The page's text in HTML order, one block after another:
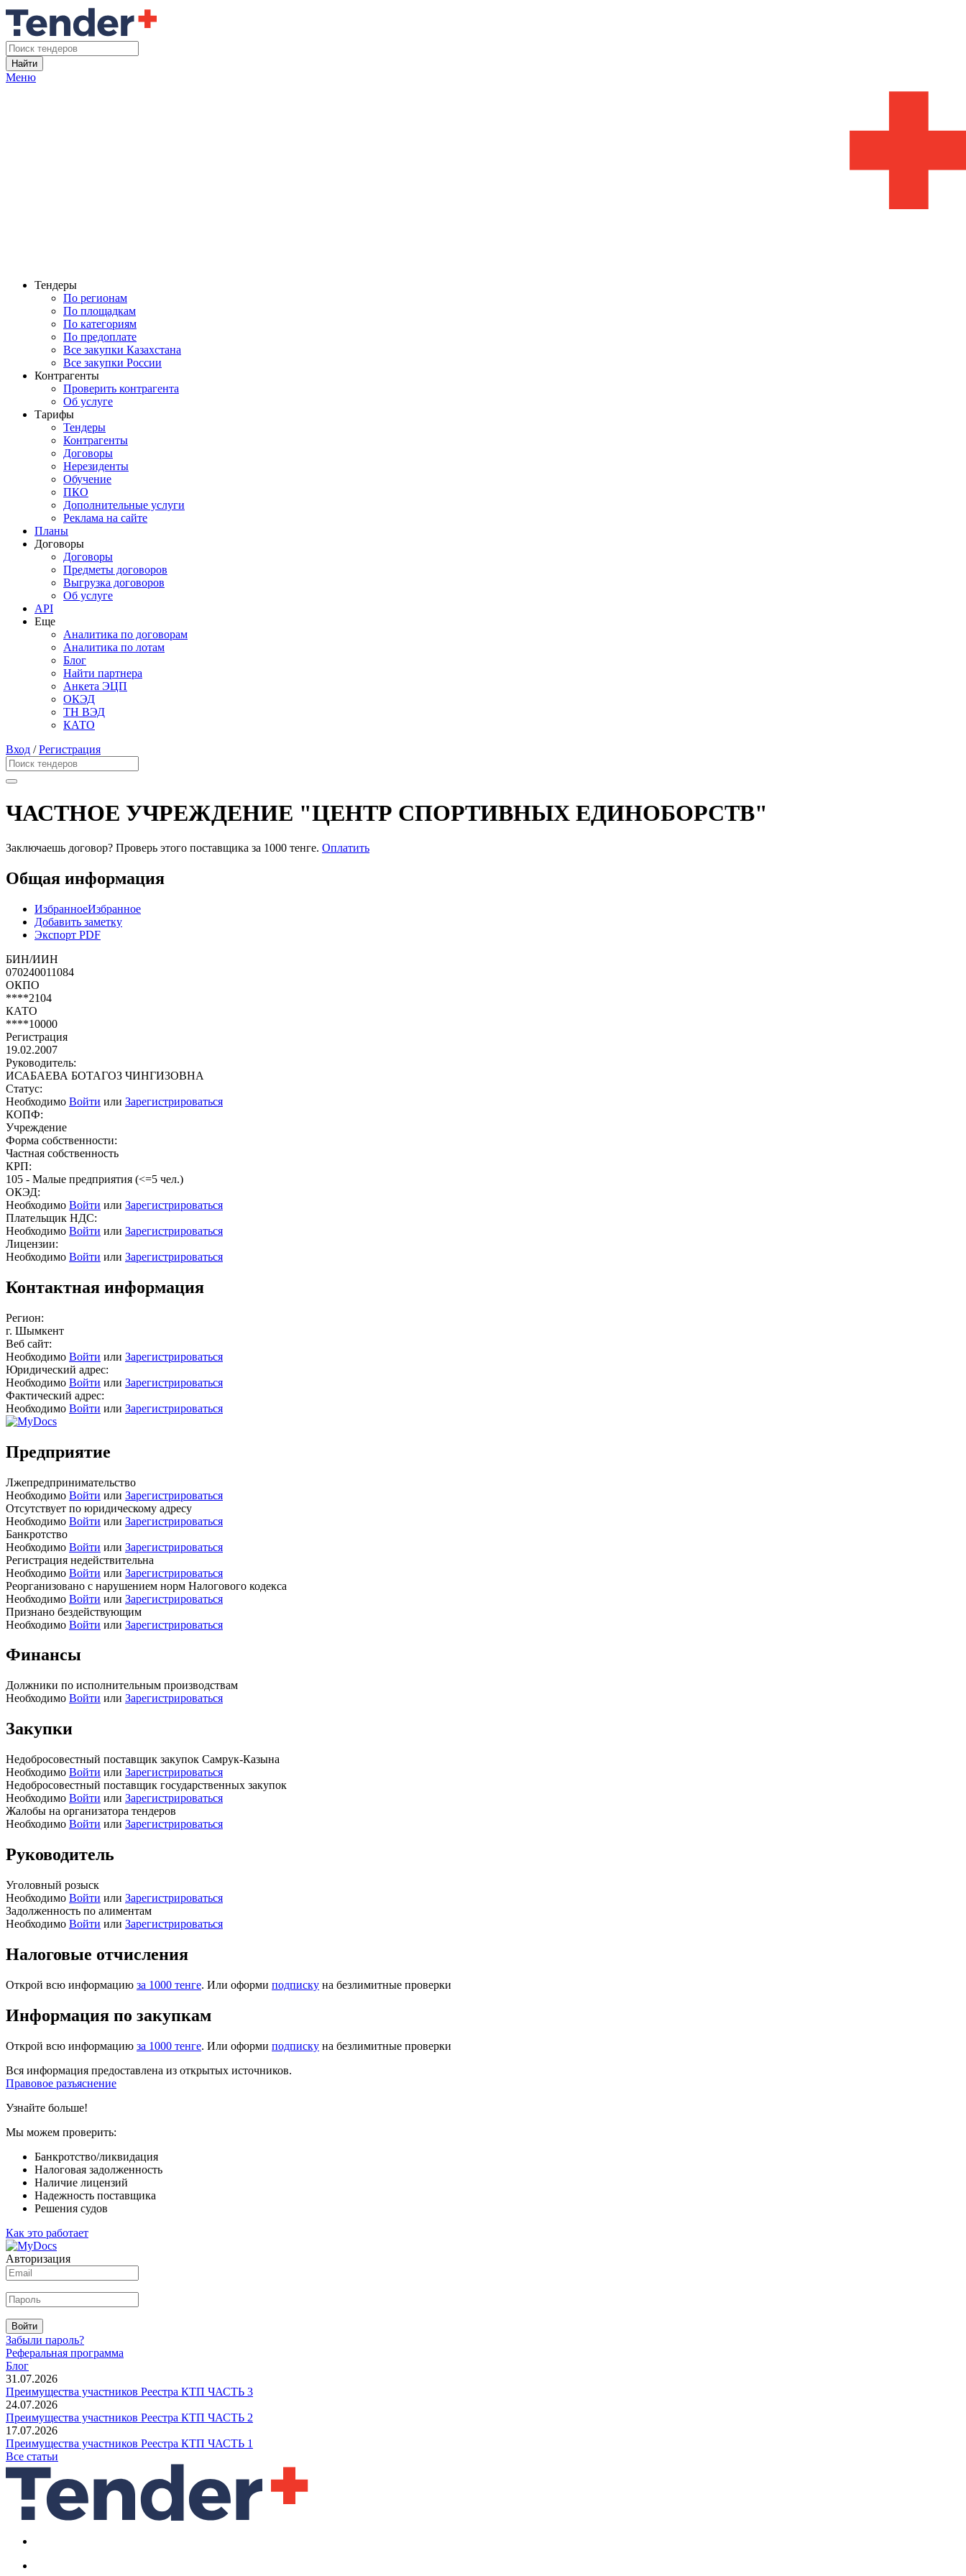
Найти
Меню
Тендеры
По регионам
По площадкам
По категориям
По предоплате
Все закупки Казахстана
Все закупки России
Контрагенты
Проверить контрагента
Об услуге
Тарифы
Тендеры
Контрагенты
Договоры
Нерезиденты
Обучение
ПКО
Дополнительные услуги
Реклама на сайте
Планы
Договоры
Договоры
Предметы договоров
Выгрузка договоров
Об услуге
API
Еще
Аналитика по договорам
Аналитика по лотам
Блог
Найти партнера
Анкета ЭЦП
ОКЭД
ТН ВЭД
КАТО
Вход /Регистрация
ЧАСТНОЕ УЧРЕЖДЕНИЕ "ЦЕНТР СПОРТИВНЫХ ЕДИНОБОРСТВ"
Заключаешь договор? Проверь этого поставщика за 1000 тенге. Оплатить
Общая информация
ИзбранноеИзбранное
Добавить заметку
Экспорт PDF
БИН/ИИН
070240011084
ОКПО
****2104
КАТО
****10000
Регистрация
19.02.2007
Руководитель:
ИСАБАЕВА БОТАГОЗ ЧИНГИЗОВНА
Статус:
Необходимо Войти или Зарегистрироваться
КОПФ:
Учреждение
Форма собственности:
Частная собственность
КРП:
105 - Малые предприятия (<=5 чел.)
ОКЭД:
Необходимо Войти или Зарегистрироваться
Плательщик НДС:
Необходимо Войти или Зарегистрироваться
Лицензии:
Необходимо Войти или Зарегистрироваться
Контактная информация
Регион:
г. Шымкент
Веб сайт:
Необходимо Войти или Зарегистрироваться
Юридический адрес:
Необходимо Войти или Зарегистрироваться
Фактический адрес:
Необходимо Войти или Зарегистрироваться
Предприятие
Лжепредпринимательство
Необходимо Войти или Зарегистрироваться
Отсутствует по юридическому адресу
Необходимо Войти или Зарегистрироваться
Банкротство
Необходимо Войти или Зарегистрироваться
Регистрация недействительна
Необходимо Войти или Зарегистрироваться
Реорганизовано с нарушением норм Налогового кодекса
Необходимо Войти или Зарегистрироваться
Признано бездействующим
Необходимо Войти или Зарегистрироваться
Финансы
Должники по исполнительным производствам
Необходимо Войти или Зарегистрироваться
Закупки
Недобросовестный поставщик закупок Самрук-Казына
Необходимо Войти или Зарегистрироваться
Недобросовестный поставщик государственных закупок
Необходимо Войти или Зарегистрироваться
Жалобы на организатора тендеров
Необходимо Войти или Зарегистрироваться
Руководитель
Уголовный розыск
Необходимо Войти или Зарегистрироваться
Задолженность по алиментам
Необходимо Войти или Зарегистрироваться
Налоговые отчисления
Открой всю информацию за 1000 тенге. Или оформи подписку на безлимитные проверки
Информация по закупкам
Открой всю информацию за 1000 тенге. Или оформи подписку на безлимитные проверки
Вся информация предоставлена из открытых источников.
Правовое разъяснение
Узнайте больше!
Мы можем проверить:
Банкротство/ликвидация
Налоговая задолженность
Наличие лицензий
Надежность поставщика
Решения судов
Как это работает
Авторизация
Войти
Забыли пароль?
Реферальная программа
Блог
31.07.2026
Преимущества участников Реестра КТП ЧАСТЬ 3
24.07.2026
Преимущества участников Реестра КТП ЧАСТЬ 2
17.07.2026
Преимущества участников Реестра КТП ЧАСТЬ 1
Все статьи